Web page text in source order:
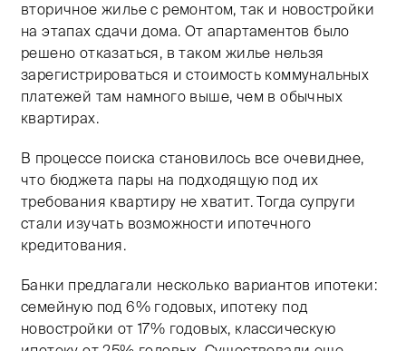
вторичное жилье с ремонтом, так и новостройки
на этапах сдачи дома. От апартаментов было
решено отказаться, в таком жилье нельзя
зарегистрироваться и стоимость коммунальных
платежей там намного выше, чем в обычных
квартирах.
В процессе поиска становилось все очевиднее,
что бюджета пары на подходящую под их
требования квартиру не хватит. Тогда супруги
стали изучать возможности ипотечного
кредитования.
Банки предлагали несколько вариантов ипотеки:
семейную под 6% годовых, ипотеку под
новостройки от 17% годовых, классическую